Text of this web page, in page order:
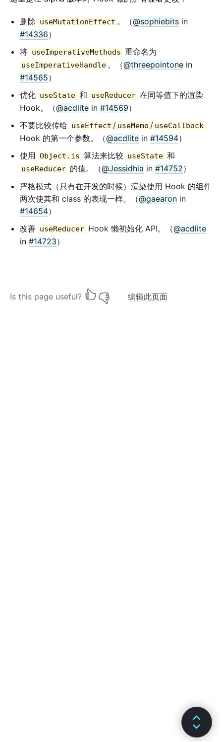
删除 useMutationEffect 。（@sophiebits in
#14336）
将 useImperativeMethods 重命名为
useImperativeHandle 。（@threepointone in
#14565）
优化 useState 和 useReducer 在同等值下的渲染
Hook。（@acdlite in #14569）
不要比较传给 useEffect / useMemo / useCallback
Hook 的第一个参数。（@acdlite in #14594）
使用 Object.is 算法来比较 useState 和
useReducer 的值。（@Jessidhia in #14752）
严格模式（只有在开发的时候）渲染使用 Hook 的组件
两次使其和 class 的表现一样。（@gaearon in
#14654）
改善 useReducer Hook 懒初始化 API。（@acdlite
in #14723）
Is this page useful? 编辑此页面